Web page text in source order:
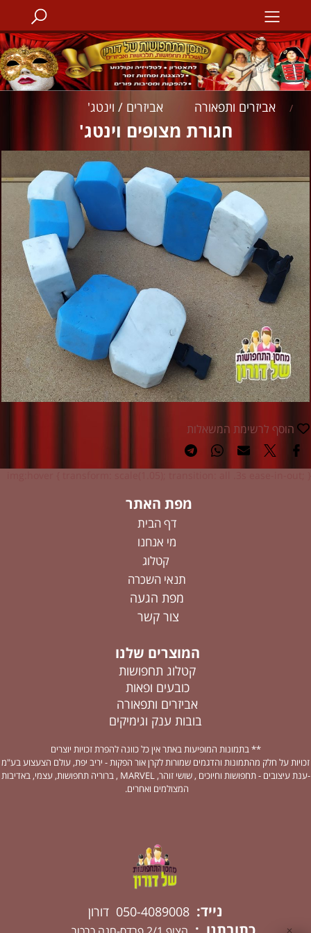
/ אביזרים ותפאורה אביזרים / וינטג'
חגורת מצופים וינטג'
הוסף לרשימת המשאלות
מפת האתר
דף הבית
מי אנחנו
קטלוג
תנאי השכרה
מפת הגעה
צור קשר
המוצרים שלנו
קטלוג תחפושות
כובעים ופאות
אביזרים ותפאורה
בובות ענק וגימיקים
** בתמונות המופיעות באתר אין כל כוונה להפרת זכויות יוצרים
זכויות על חלק מהתמונות והדגמים שמורות לקרן אור הפקות - יריב יפת, עולם הצעצוע בע"מ
-ענת עיצובים - תחפושות וחיוכים , שושי זוהר, MARVEL , ברוריה תחפושות, עצמי, באדיבות
המצולמים ואחרים.
נייד: 050-4089008 דורון
✕